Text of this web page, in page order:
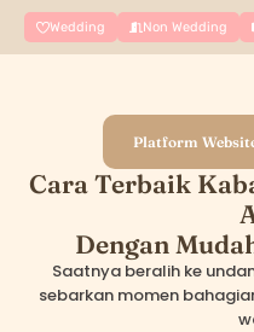
Pilihan Tema
Wedding Non Wedding
Platform
Cara Terbaik
Dengan
Saatnya beralih ke
sebarkan momen